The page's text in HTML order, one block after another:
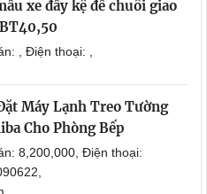
xe đẩy kệ để chuôi giao
, Điện thoại: ,
Máy Lạnh Treo Tường
Cho Phòng Bếp
8,200,000, Điện thoại: